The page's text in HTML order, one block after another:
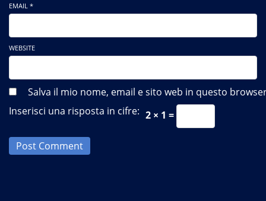
EMAIL *
WEBSITE
Salva il mio nome, email e sito web in questo
Inserisci una risposta in cifre: 2 × 1 =
Post Comment